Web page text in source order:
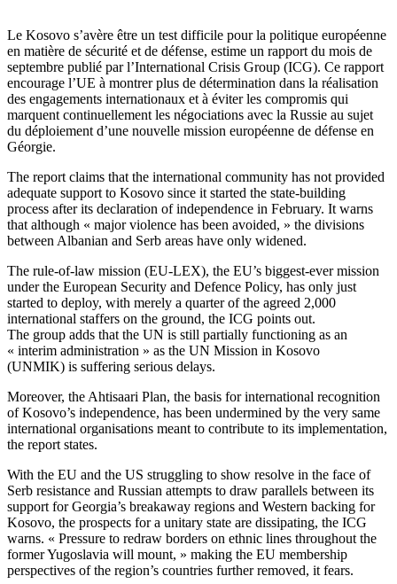
Le Kosovo s’avère être un test difficile pour la politique européenne
en matière de sécurité et de défense, estime un rapport du mois de
septembre publié par l’International Crisis Group (ICG). Ce rapport
encourage l’UE à montrer plus de détermination dans la réalisation
des engagements internationaux et à éviter les compromis qui
marquent continuellement les négociations avec la Russie au sujet
du déploiement d’une nouvelle mission européenne de défense en
Géorgie.
The report claims that the international community has not provided
adequate support to Kosovo since it started the state-building
process after its declaration of independence in February. It warns
that although « major violence has been avoided, » the divisions
between Albanian and Serb areas have only widened.
The rule-of-law mission (EU-LEX), the EU’s biggest-ever mission
under the European Security and Defence Policy, has only just
started to deploy, with merely a quarter of the agreed 2,000
international staffers on the ground, the ICG points out.
The group adds that the UN is still partially functioning as an
« interim administration » as the UN Mission in Kosovo
(UNMIK) is suffering serious delays.
Moreover, the Ahtisaari Plan, the basis for international recognition
of Kosovo’s independence, has been undermined by the very same
international organisations meant to contribute to its implementation,
the report states.
With the EU and the US struggling to show resolve in the face of
Serb resistance and Russian attempts to draw parallels between its
support for Georgia’s breakaway regions and Western backing for
Kosovo, the prospects for a unitary state are dissipating, the ICG
warns. « Pressure to redraw borders on ethnic lines throughout the
former Yugoslavia will mount, » making the EU membership
perspectives of the region’s countries further removed, it fears.